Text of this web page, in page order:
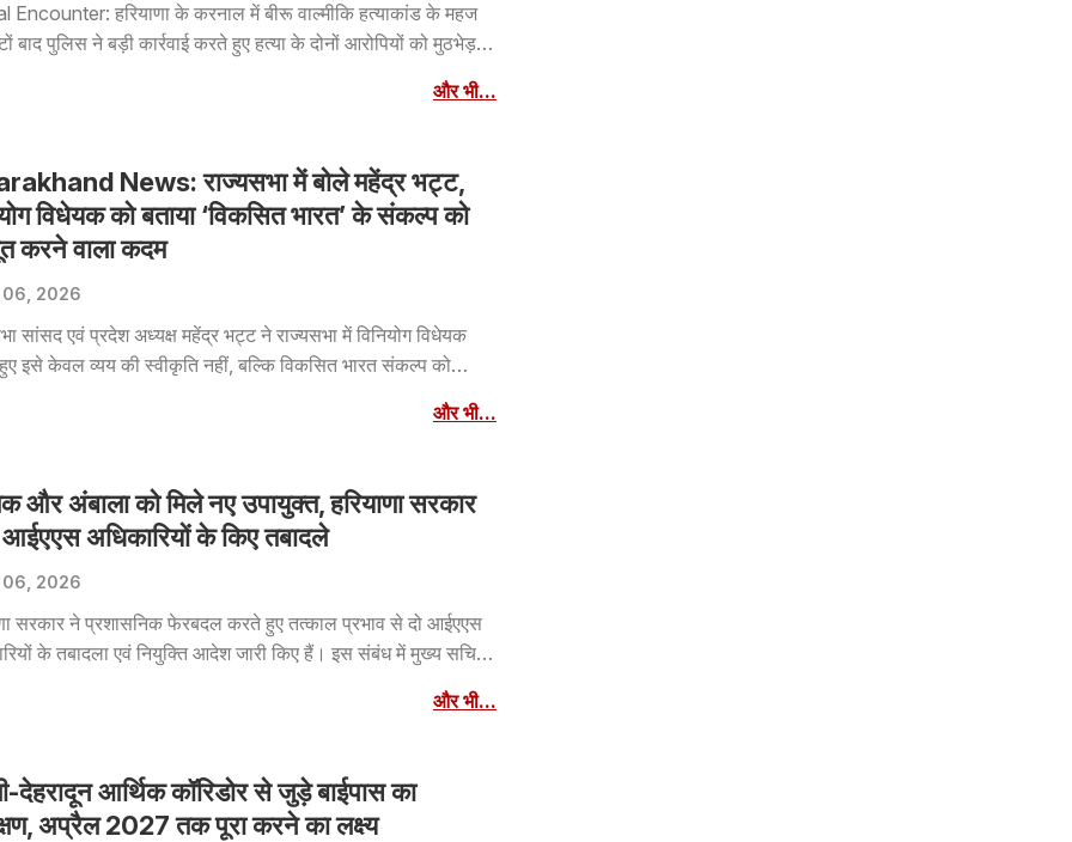
Encounter: हरियाणा के करनाल में बीरू वाल्मीकि हत्याकांड के महज
बाद पुलिस ने बड़ी कार्रवाई करते हुए हत्या के दोनों आरोपियों को मुठभेड़ में
में दोनों आरोपी घायल हो गए। उन्हें इलाज के लिए अस्पताल ले जाया
और भी...
News: राज्यसभा में बोले महेंद्र भट्ट,
विधेयक को बताया ‘विकसित भारत’ के संकल्प को
करने वाला कदम
06, 2026
सांसद एवं प्रदेश अध्यक्ष महेंद्र भट्ट ने राज्यसभा में विनियोग विधेयक
इसे केवल व्यय की स्वीकृति नहीं, बल्कि विकसित भारत संकल्प को
और भी...
और अंबाला को मिले नए उपायुक्त, हरियाणा सरकार
आईएएस अधिकारियों के किए तबादले
06, 2026
सरकार ने प्रशासनिक फेरबदल करते हुए तत्काल प्रभाव से दो आईएएस
के तबादला एवं नियुक्ति आदेश जारी किए हैं। इस संबंध में मुख्य सचिव
और भी...
देहरादून आर्थिक कॉरिडोर से जुड़े बाईपास का
अप्रैल 2027 तक पूरा करने का लक्ष्य